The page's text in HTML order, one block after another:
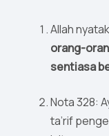
Allah
orang-
sentiasa
Nota 328:
ta’rif